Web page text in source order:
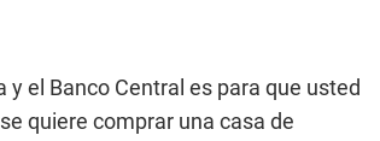
el Banco Central es para que usted
quiere comprar una casa de